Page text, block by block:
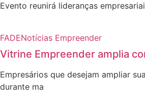
Evento reunirá lideranças
FADENotícias Empreender
Vitrine Empreender amplia
Empresários que desejam ampliar
durante ma